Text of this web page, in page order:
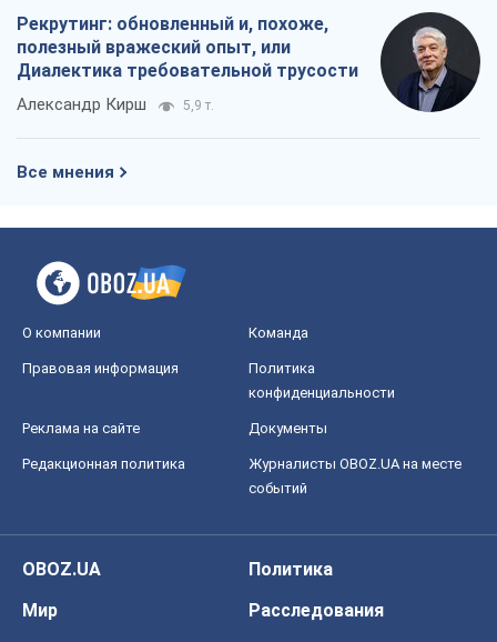
Рекрутинг: обновленный и, похоже,
полезный вражеский опыт, или
Диалектика требовательной трусости
Александр Кирш 5,9 т.
Все мнения
О компании Команда
Правовая информация
Политика
конфиденциальности
Реклама на сайте Документы
Редакционная политика
Журналисты OBOZ.UA на месте
событий
OBOZ.UA
Политика
Мир
Расследования